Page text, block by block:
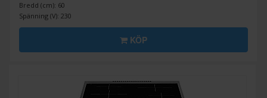
Bredd (cm): 60
Spänning (V): 230
KÖP